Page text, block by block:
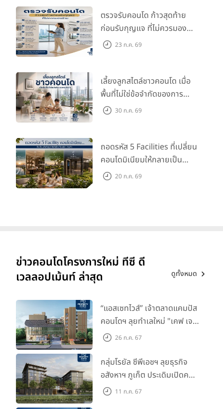
ตรวจรับคอนโด ก้าวสุดท้าย
ก่อนรับกุญแจ ที่ไม่ควรมอง
ข้าม 23 ก.ค. 69
เลี้ยงลูกสไตล์ชาวคอนโด เมื่อ
พื้นที่ไม่ใช่ข้อจำกัดของการ
เติบโต30 ก.ค. 69
ถอดรหัส 5 Facilities ที่เปลี่ยน
คอนโดมิเนียมให้กลายเป็น
‘โอเอซิส’ ส่วนตัวกลางเมือง
20 ก.ค. 69
ข่าวคอนโดโครงการใหม่ ทีซี ดี
เวลลอปเม้นท์ ล่าสุด
ดูทั้งหมด
“แอสเซทไวส์” เจ้าตลาดแคมปัส
คอนโดฯ ลุยทำเลใหม่ "เคฟ เจ
เนซิส นครปฐม" จับมือพาร์ท
26 ก.ค. 67
กลุ่มโรยัล ซีพีเอชฯ ลุยธุรกิจ
อสังหาฯ ภูเก็ต ประเดิมเปิดคอน
โดฯ "เลค อเวนิว ภูเก็ต" พรีเซล
11 ก.ค. 67